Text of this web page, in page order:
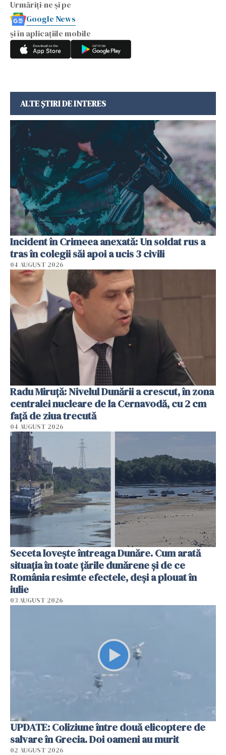
Urmăriți-ne și pe
Google News
și în aplicațiile mobile
ALTE ȘTIRI DE INTERES
Incident în Crimeea anexată: Un soldat rus a
tras în colegii săi apoi a ucis 3 civili
04 AUGUST 2026
Radu Miruţă: Nivelul Dunării a crescut, în zona
centralei nucleare de la Cernavodă, cu 2 cm
faţă de ziua trecută
04 AUGUST 2026
Seceta lovește întreaga Dunăre. Cum arată
situația în toate țările dunărene și de ce
România resimte efectele, deși a plouat în
iulie
03 AUGUST 2026
UPDATE: Coliziune între două elicoptere de
salvare în Grecia. Doi oameni au murit
02 AUGUST 2026